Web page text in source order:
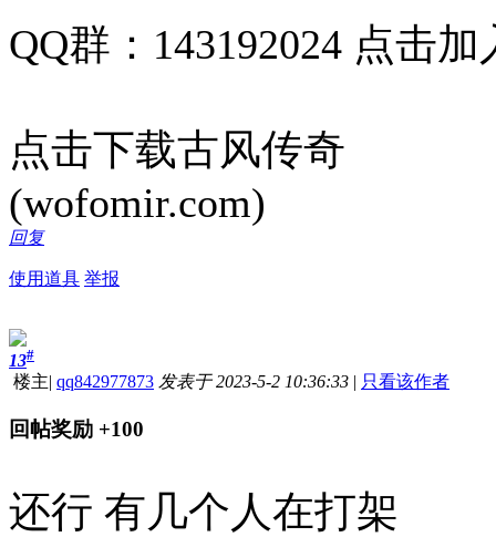
QQ群：143192024 点击加
点击下载古风传奇
(wofomir.com)
回复
使用道具 举报
13#
楼主| qq842977873 发表于 2023-5-2 10:36:33 | 只看该作者
回帖奖励 +100
还行 有几个人在打架